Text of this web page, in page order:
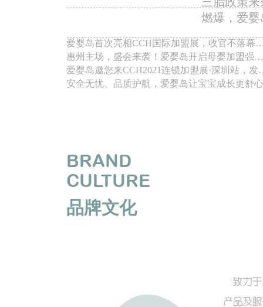
燃爆，爱
爱婴岛首次亮相CCH国际加盟展，收官不落幕
精彩仍继续...
惠州主场，盛会来袭！爱婴岛开启母婴加盟强
擎！
爱婴岛邀您来CCH2021连锁加盟展·深圳站，发
母婴红利！
安全无忧、品质护航，爱婴岛让宝宝成长更舒
BRAND
CULTURE
品牌文化